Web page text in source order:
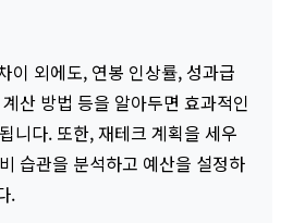
이 외에도, 연봉 인상률, 성과급
산 방법 등을 알아두면 효과적인
니다. 또한, 재테크 계획을 세우
습관을 분석하고 예산을 설정하
.